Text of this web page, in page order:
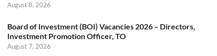
August 8, 2026
Board of Investment (BOI) Vacancies 2026 – Directors,
Investment Promotion Officer, TO
August 7, 2026